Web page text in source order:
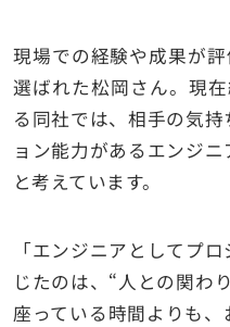
現場での経験や成果が
選ばれた松岡さん。現
る同社では、相手の気
ョン能力があるエンジ
と考えています。
「エンジニアとしてプ
じたのは、“人との関わ
座っている時間よりも